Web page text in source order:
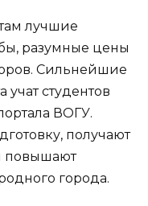
лучшие
разумные цены
Сильнейшие
учат студентов
ВОГУ.
получают
повышают
города.